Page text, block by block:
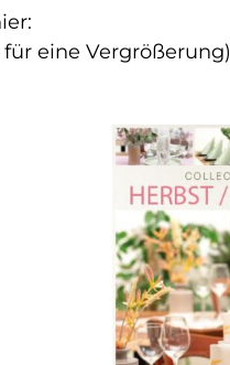
eine Vergrößerung)